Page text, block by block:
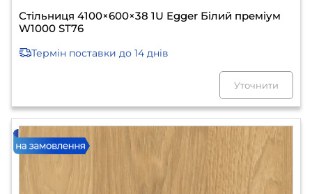
Стільниця 4100×600×38 1U Egger Білий преміум
W1000 ST76
Термін поставки до 14 днів
Уточнити